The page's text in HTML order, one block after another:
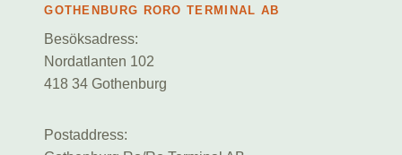
GOTHENBURG RORO TERMINAL AB
Besöksadress:
Nordatlanten 102
418 34 Gothenburg
Postaddress: